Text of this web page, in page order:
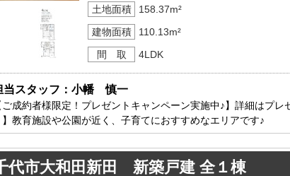
土地面積
158.37m²
建物面積
110.13m²
間 取
4LDK
当スタッフ：小幡　慎一
ご成約者様限定！プレゼントキャンペーン実施中♪】詳細はプ
】教育施設や公園が近く、子育てにおすすめなエリアです♪
代市大和田新田 新築戸建 全１棟